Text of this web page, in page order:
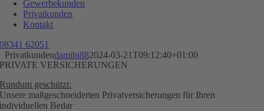
Gewerbekunden
Privatkunden
Kontakt
08341 62051
Privatkundendamihi882024-03-21T09:12:40+01:00
PRIVATE VERSICHERUNGEN
Rundum geschützt:
Unsere maßgeschneiderten Privatversicherungen für Ihren
individuellen Bedar